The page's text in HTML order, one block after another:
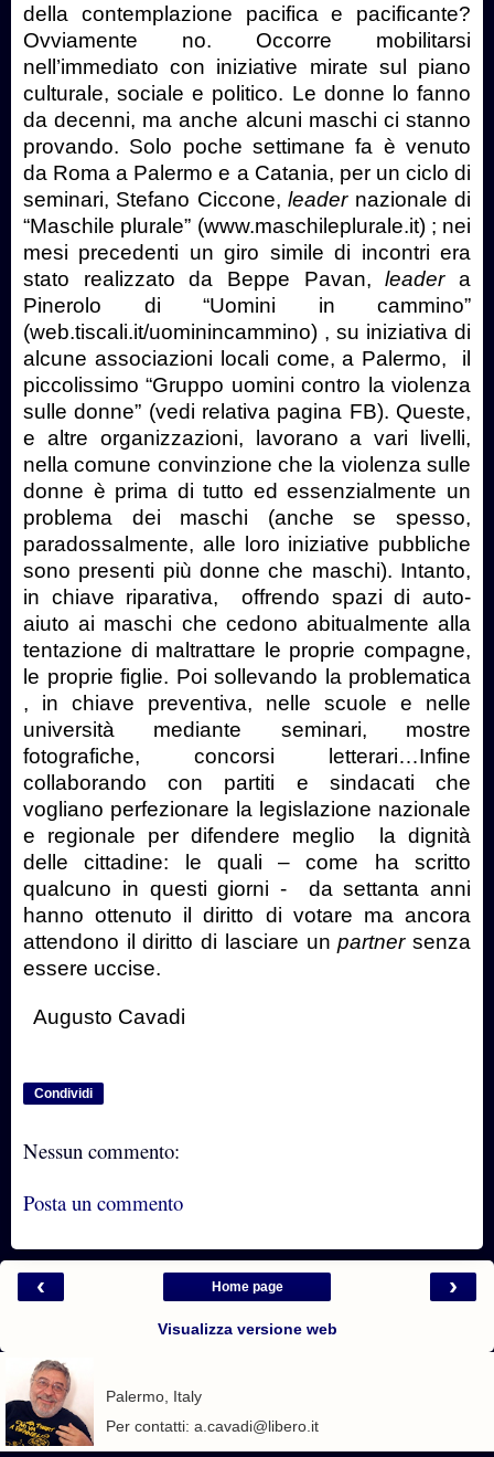
della contemplazione pacifica e pacificante?
Ovviamente no. Occorre mobilitarsi
nell’immediato con iniziative mirate sul piano
culturale, sociale e politico. Le donne lo fanno
da decenni, ma anche alcuni maschi ci stanno
provando. Solo poche settimane fa è venuto
da Roma a Palermo e a Catania, per un ciclo di
seminari, Stefano Ciccone,leader nazionale di
“Maschile plurale” (www.maschileplurale.it) ; nei
mesi precedenti un giro simile di incontri era
stato realizzato da Beppe Pavan,leadera
Pinerolo di “Uomini in cammino”
(web.tiscali.it/uominincammino) , su iniziativa di
alcune associazioni locali come, a Palermo,
il
piccolissimo “Gruppo uomini contro la violenza
sulle donne” (vedi relativa pagina FB). Queste,
e altre organizzazioni, lavorano a vari livelli,
nella comune convinzione che la violenza sulle
donne è prima di tutto ed essenzialmente un
problema dei maschi (anche se spesso,
paradossalmente, alle loro iniziative pubbliche
sono presenti più donne che maschi). Intanto,
in chiave riparativa,
offrendo spazi di auto-
aiuto ai maschi che cedono abitualmente alla
tentazione di maltrattare le proprie compagne,
le proprie figlie. Poi sollevando la problematica
, in chiave preventiva, nelle scuole e nelle
università mediante seminari, mostre
fotografiche, concorsi letterari…Infine
collaborando con partiti e sindacati che
vogliano perfezionare la legislazione nazionale
e regionale per difendere meglio
la dignità
delle cittadine: le quali – come ha scritto
qualcuno in questi giorni -
da settanta anni
hanno ottenuto il diritto di votare ma ancora
attendono il diritto di lasciare unpartnersenza
essere uccise.
Augusto Cavadi
Condividi
Nessun commento:
Posta un commento
‹ ›
Home page
Visualizza versione web
Palermo, Italy
Per contatti: a.cavadi@libero.it